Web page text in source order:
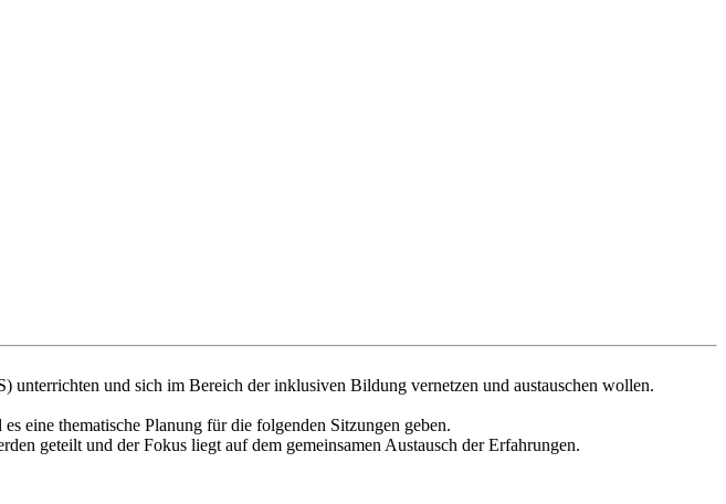
und sich im Bereich der inklusiven Bildung vernetzen und austauschen wollen.
eine thematische Planung für die folgenden Sitzungen geben.
geteilt und der Fokus liegt auf dem gemeinsamen Austausch der Erfahrungen.